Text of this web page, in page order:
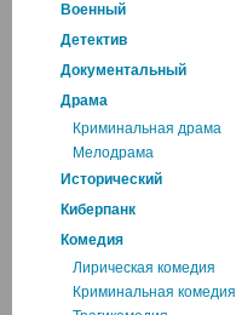
Военный
Детектив
Документальный
Драма
Криминальная драма
Мелодрама
Исторический
Киберпанк
Комедия
Лирическая комедия
Криминальная комедия